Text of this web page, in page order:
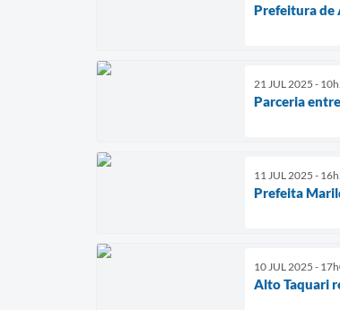
Prefeitura de
21 JUL 2025 -
Parceria
11 JUL 2025 -
Prefeita
10 JUL 2025 -
Alto Taquari